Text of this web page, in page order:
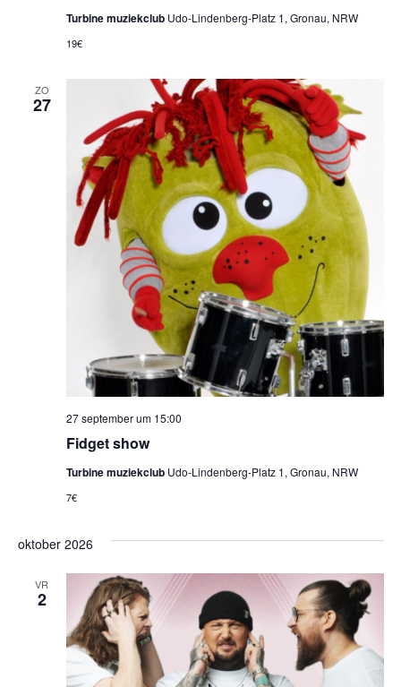
Turbine muziekclub Udo-Lindenberg-Platz 1, Gronau, NRW
19€
ZO
27
Fidget show
27 september um 15:00
Turbine muziekclub Udo-Lindenberg-Platz 1, Gronau, NRW
7€
oktober 2026
VR
2